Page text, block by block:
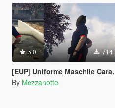
5.0 714
[EUP] Uniforme Maschile Carabinieri
By Mezzanotte